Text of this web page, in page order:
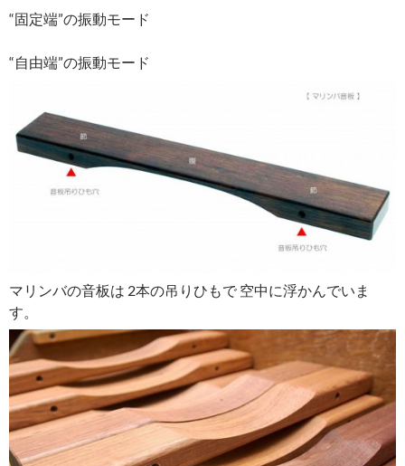
“固定端”の振動モード
“自由端”の振動モード
マリンバの音板は 2本の吊りひもで 空中に浮かんでいま
す。